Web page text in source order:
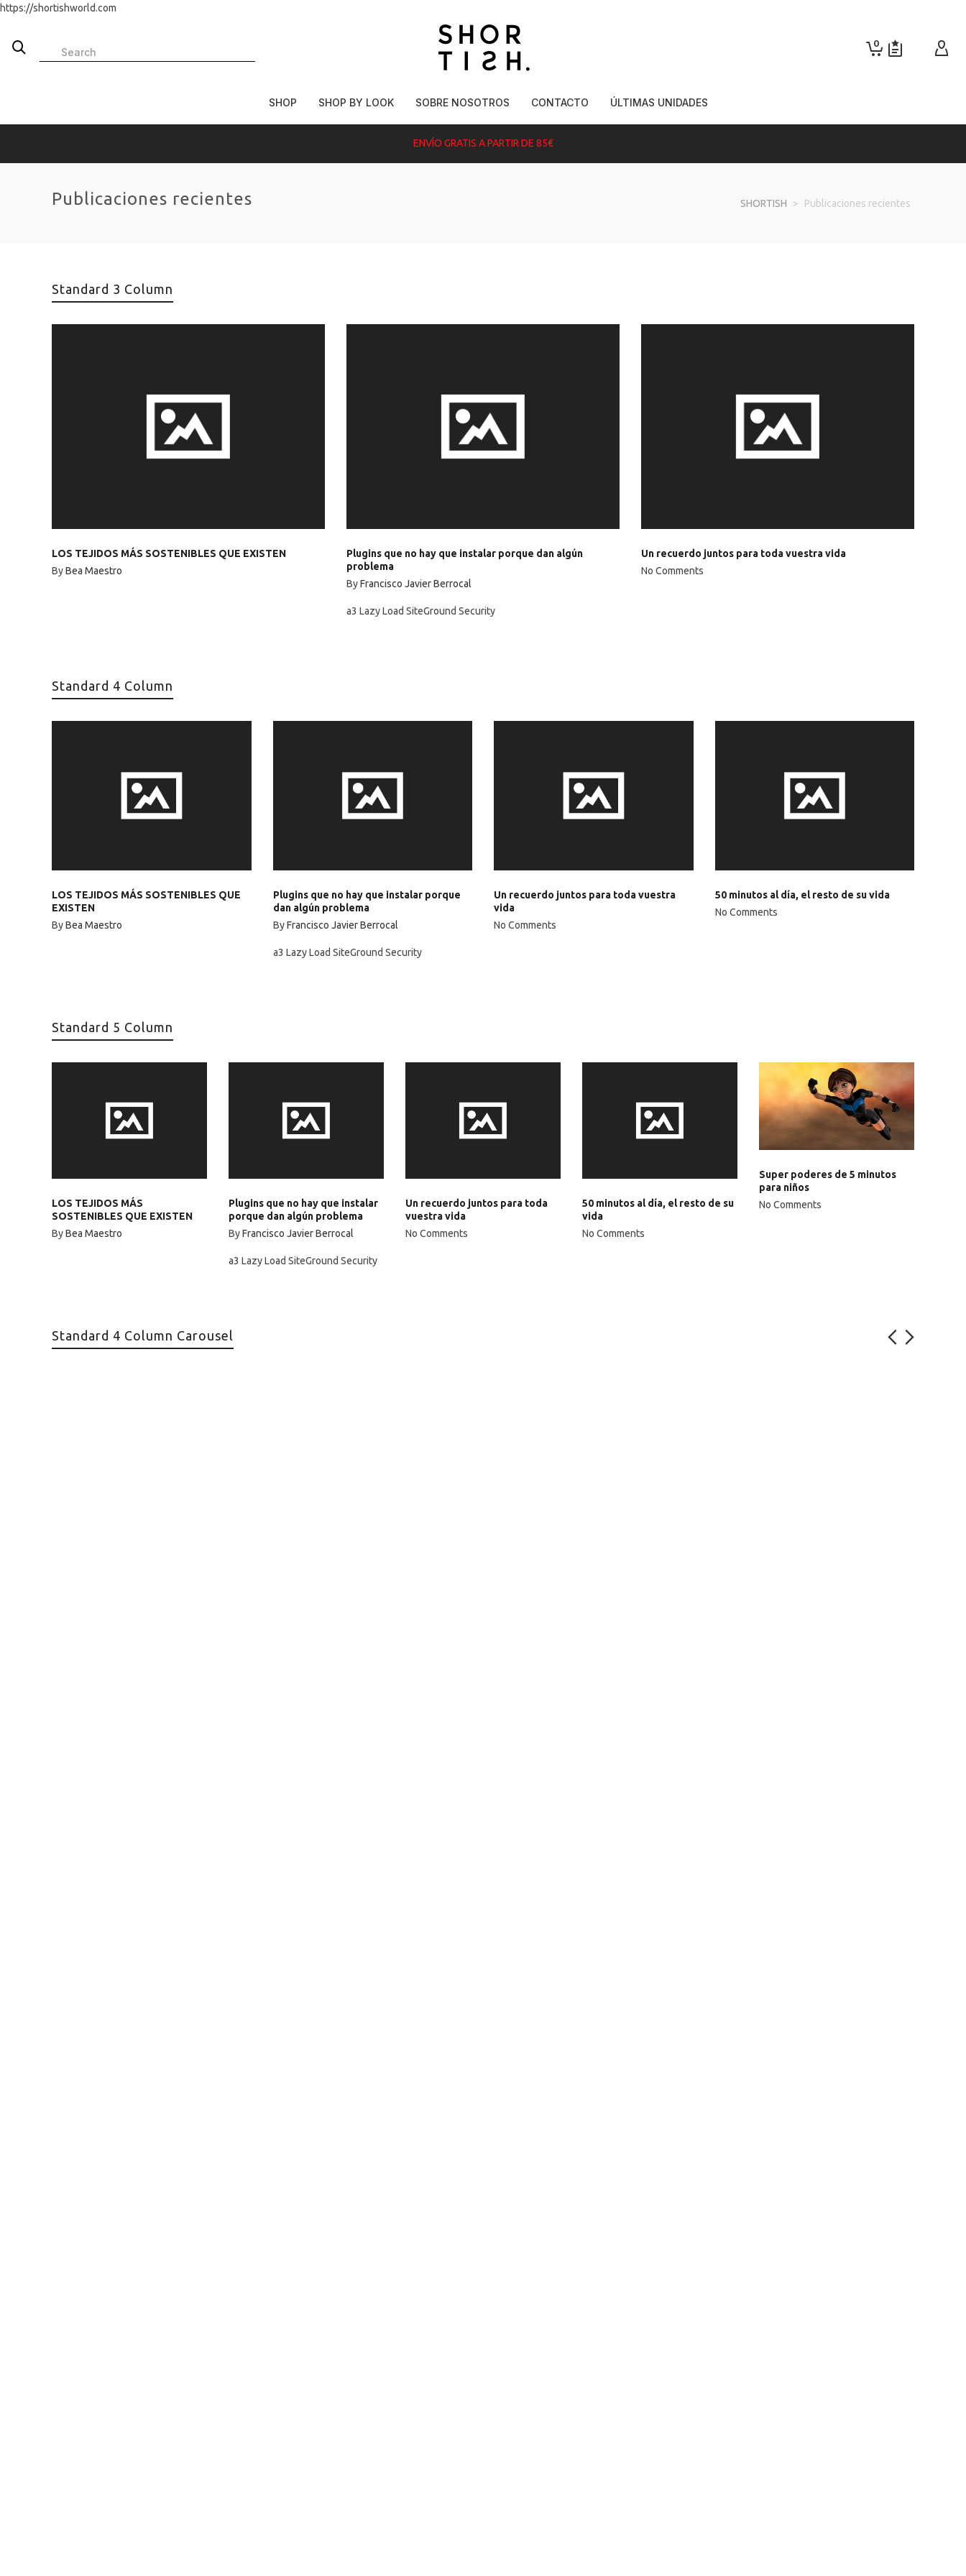
https://shortishworld.com
0
SHOP SHOP BY LOOK SOBRE NOSOTROS CONTACTO ÚLTIMAS UNIDADES
ENVÍO GRATIS A PARTIR DE 85€
Publicaciones recientes SHORTISH > Publicaciones recientes
Standard 3 Column
LOS TEJIDOS MÁS SOSTENIBLES QUE EXISTEN
ByBea Maestro
Plugins que no hay que instalar porque dan algún
problema
ByFrancisco Javier Berrocal
a3 Lazy Load SiteGround Security
Un recuerdo juntos para toda vuestra vida
No Comments
Standard 4 Column
LOS TEJIDOS MÁS SOSTENIBLES QUE
EXISTEN
ByBea Maestro
Plugins que no hay que instalar porque
dan algún problema
ByFrancisco Javier Berrocal
a3 Lazy Load SiteGround Security
Un recuerdo juntos para toda vuestra
vida
No Comments
50 minutos al día, el resto de su vida
No Comments
Standard 5 Column
LOS TEJIDOS MÁS
SOSTENIBLES QUE EXISTEN
ByBea Maestro
Plugins que no hay que instalar
porque dan algún problema
ByFrancisco Javier Berrocal
a3 Lazy Load SiteGround Security
Un recuerdo juntos para toda
vuestra vida
No Comments
50 minutos al día, el resto de su
vida
No Comments
Super poderes de 5 minutos
para niños
No Comments
Standard 4 Column Carousel